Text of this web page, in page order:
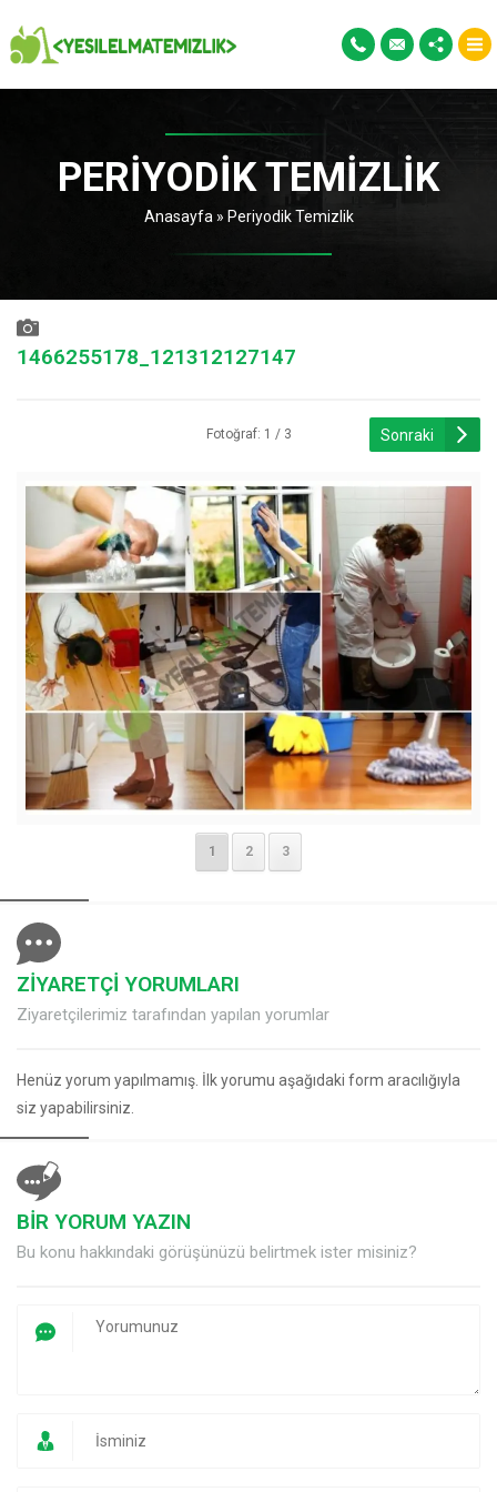
PERIYODIK TEMIZLIK
Anasayfa » Periyodik Temizlik
1466255178_121312127147
Fotoğraf: 1 / 3 Sonraki
1 2 3
ZİYARETÇİ YORUMLARI
Ziyaretçilerimiz tarafından yapılan yorumlar
Henüz yorum yapılmamış. İlk yorumu aşağıdaki form aracılığıyla
siz yapabilirsiniz.
BİR YORUM YAZIN
Bu konu hakkındaki görüşünüzü belirtmek ister misiniz?